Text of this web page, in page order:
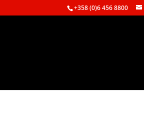
+358 (0)6 456 8800